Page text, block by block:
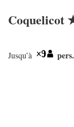
Jusqu’à pers.